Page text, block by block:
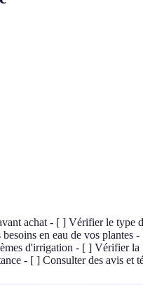
achat - [ ] Vérifier le type
en eau de vos plantes
d'irrigation - [ ] Vérifier la
- [ ] Consulter des avis et